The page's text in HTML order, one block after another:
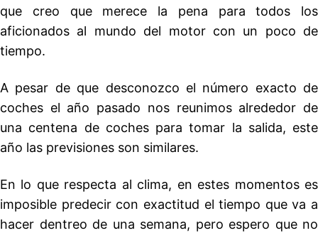
que creo que merece la pena para todos los
aficionados al mundo del motor con un poco de
tiempo.
A pesar de que desconozco el número exacto de
coches el año pasado nos reunimos alrededor de
una centena de coches para tomar la salida, este
año las previsiones son similares.
En lo que respecta al clima, en estes momentos es
imposible predecir con exactitud el tiempo que va a
hacer dentreo de una semana, pero espero que no